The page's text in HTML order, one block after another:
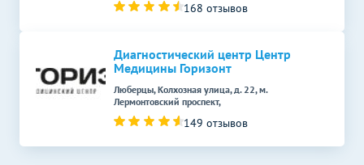
168 отзывов
Диагностический центр Центр
Медицины Горизонт
Люберцы, Колхозная улица, д. 22, м.
Лермонтовский проспект,
149 отзывов